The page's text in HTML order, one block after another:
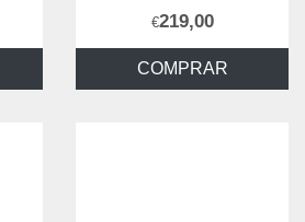
€219,00
COMPRAR